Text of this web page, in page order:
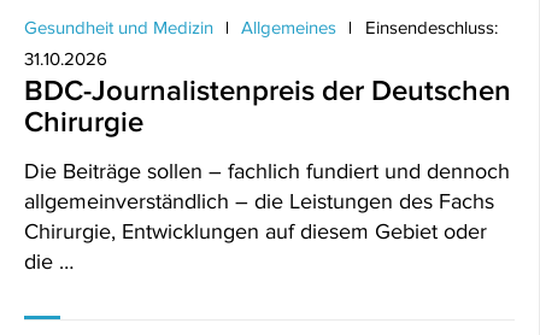
Gesundheit und Medizin Allgemeines
Einsendeschluss:
31.10.2026
BDC-Journalistenpreis der Deutschen
Chirurgie
Die Beiträge sollen – fachlich fundiert und dennoch
allgemeinverständlich – die Leistungen des Fachs
Chirurgie, Entwicklungen auf diesem Gebiet oder
die …